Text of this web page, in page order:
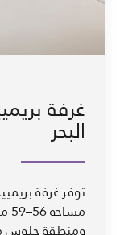
غرفة
البحر
توفر غرفة